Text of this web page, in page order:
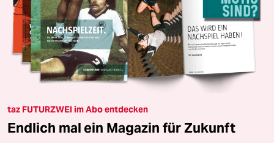
taz FUTURZWEI im Abo entdecken
Endlich mal ein Magazin für Zukunft